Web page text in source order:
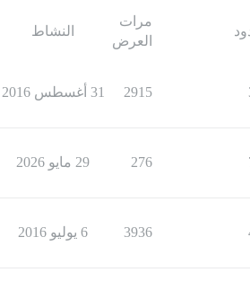
مرات
العرض
النشاط
2915 31 أغسطس 2016
276 29 مايو 2026
3936 6 يوليو 2016